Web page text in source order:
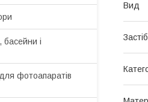
Вид
басейни і
фотоапаратів